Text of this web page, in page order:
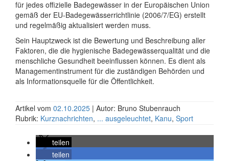
für jedes offizielle Bade­gewässer in der Europä­ischen Union
gemäß der EU-Bade­gewässer­richt­linie (2006/7/EG) erstellt
und regelmäßig aktu­ali­siert werden muss.
Sein Hauptzweck ist die Bewertung und Beschrei­bung aller
Faktoren, die die hygieni­sche Bade­gewässer­qualität und die
mensch­liche Gesund­heit beein­flussen können. Es dient als
Manage­ment­instru­ment für die zustän­digen Behörden und
als Infor­mations­quelle für die Öffent­lichkeit.
Artikel vom 02.10.2025 | Autor: Bruno Stubenrauch
Rubrik: Kurznachrichten, ... ausgeleuchtet, Kanu, Sport
teilen
teilen